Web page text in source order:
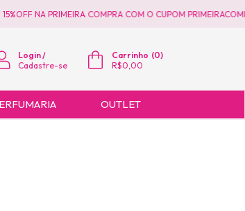
NA PRIMEIRA COMPRA COM O CUPOM
Login /
Cadastre-se
Carrinho (0)
R$0,00
OUTLET